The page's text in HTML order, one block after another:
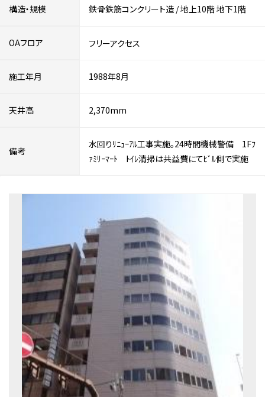
構造・規模 鉄骨鉄筋コンクリート造 /地上10階地下1階
OAフロア フリーアクセス
施工年月 1988年8月
天井高 2,370mm
備考
水回りﾘﾆｭｰｱﾙ工事実施。24時間機械警備 1Fﾌ
ｧﾐﾘｰﾏｰﾄ ﾄｲﾚ清掃は共益費にてﾋﾞﾙ側で実施